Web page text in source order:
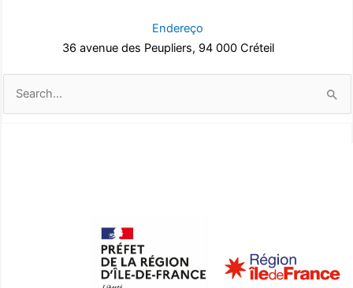
Endereço
36 avenue des Peupliers, 94 000 Créteil
por: